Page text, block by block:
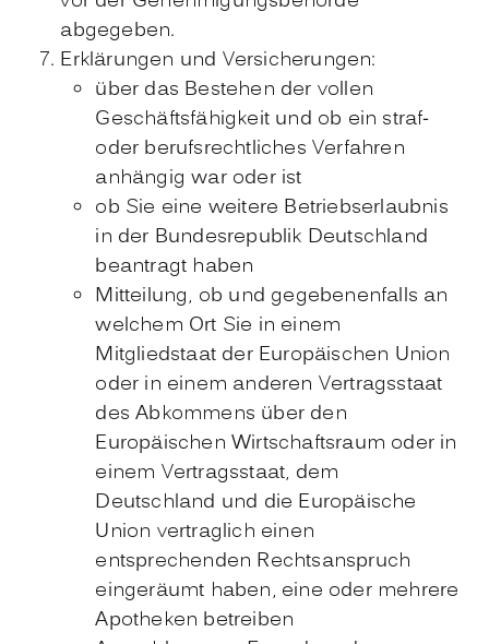
abgegeben.
Erklärungen und Versicherungen:
über das Bestehen der vollen
Geschäftsfähigkeit und ob ein straf-
oder berufsrechtliches Verfahren
anhängig war oder ist
ob Sie eine weitere Betriebserlaubnis
in der Bundesrepublik Deutschland
beantragt haben
Mitteilung, ob und gegebenenfalls an
welchem Ort Sie in einem
Mitgliedstaat der Europäischen Union
oder in einem anderen Vertragsstaat
des Abkommens über den
Europäischen Wirtschaftsraum oder in
einem Vertragsstaat, dem
Deutschland und die Europäische
Union vertraglich einen
entsprechenden Rechtsanspruch
eingeräumt haben, eine oder mehrere
Apotheken betreiben